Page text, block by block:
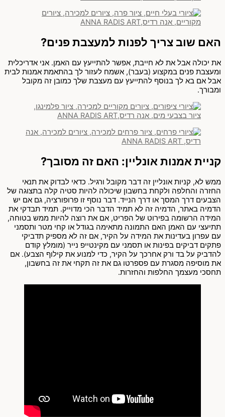
האם שוב צריך לפנות למעצבת פנים?
את יכולה אבל את לא חייבת, אפשר להתייעץ עם האמן. אני אדריכלית
ומעצבת פנים במקצוע (בעבר), אשמח לעזור לך בהתאמת אמנות לבית
אבל אם בא לך בנוסף להתייעץ עם מעצבת שלך כמובן זה מקובל
ומבורך.
קניית אמנות אונליין: האם זה מסובך?
ממש לא, קניות אונליין זה דבר מקובל ורגיל. כדאי לבדוק את תנאי
החזרה והחלפה ולקחת בחשבון שיכולה להיות סטיה קלה בתצוגה של
הצבעים דרך המסך או דרך הנייד. דבר נוסף זו פרופורציה, גם אם יש
הדמיה באתר, הדמיה זה לא תמיד הדבר הכי מדוייק. תמיד תבדקי את
המידה הרשומה בפירוט של הפריט, אם את רוצה להיות ממש בטוחה,
תתיעצי עם האמן האם התמונה מתאימה בגודל או קחי מטר ותסמני
עם עפרון בעדינות את המידה על הקיר, אם זה לא מספיק תדביקי
פתקים דביקים בפינות או תסמני עם מקינטייפ נייר (מומלץ קודם
להדביק על בד ורק אחרכך על הקיר, כדי למנוע את קילוף הצבע). אם
את מוסיפה מסגרת עם פספרטו גם את זה תקחי את זה בחשבון,
תחסכי מעצמך החלפות והחזרות.